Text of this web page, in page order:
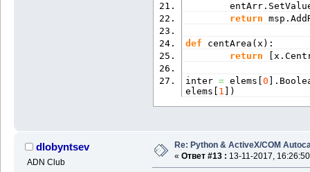
entArr.
return msp.
def centArea (x ) :
return
[x.
inter = elems [0 .
elems
1 )
dlobyntsev
ADN Club
Re: Python & ActiveX/COM
« Ответ #13 : 13-11-2017,